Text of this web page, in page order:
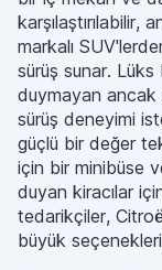
markalı
sürüş sunar.
duymayan
sürüş deneyimi
güçlü bir değer
için bir minibüse
duyan kiracılar
tedarikçiler,
büyük